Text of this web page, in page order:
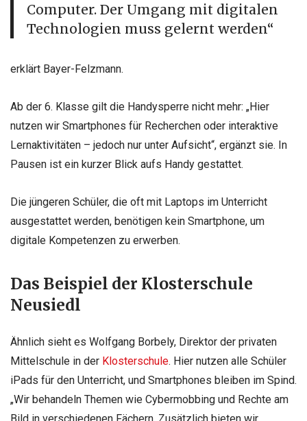
Computer. Der Umgang mit digitalen
Technologien muss gelernt werden“
erklärt Bayer-Felzmann.
Ab der 6. Klasse gilt die Handysperre nicht mehr: „Hier
nutzen wir Smartphones für Recherchen oder interaktive
Lernaktivitäten – jedoch nur unter Aufsicht“, ergänzt sie. In
Pausen ist ein kurzer Blick aufs Handy gestattet.
Die jüngeren Schüler, die oft mit Laptops im Unterricht
ausgestattet werden, benötigen kein Smartphone, um
digitale Kompetenzen zu erwerben.
Das Beispiel der Klosterschule
Neusiedl
Ähnlich sieht es Wolfgang Borbely, Direktor der privaten
Mittelschule in der Klosterschule. Hier nutzen alle Schüler
iPads für den Unterricht, und Smartphones bleiben im Spind.
„Wir behandeln Themen wie Cybermobbing und Rechte am